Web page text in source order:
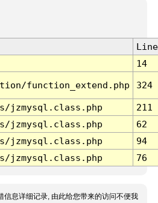
Line
14
function_extend.php 324
jzmysql.class.php
211
jzmysql.class.php
62
jzmysql.class.php
94
jzmysql.class.php 76
信息详细记录, 由此给您带来的访问不便我